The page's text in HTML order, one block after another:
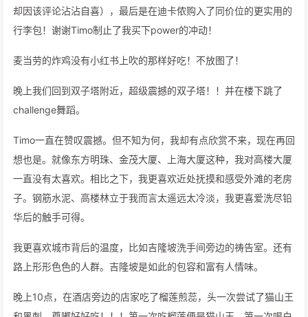
却因该评论沾沾自喜），最后是在迪卡侬购入了同价位的更实用的
行李包！谢谢Timo制止了我买下power的冲动！
麦当劳的炸鸡没有小红书上吹的那样好吃！不放图了！
晚上我们回到双子塔附近，超级震撼的双子塔！！并在楼下跳了
challenge舞蹈。
Timo一直在赞叹震撼。但不知为何，我却有点欣赏不来，现在再回
想也是。就像东方明珠、金茂大厦、上海大厦这种，我对高楼大厦
一直没有太喜欢。相比之下，我更喜欢近处抚摸和感受外滩的老房
子。钢筋水泥、高楼林立于我而言太遥远太冷淡，我更喜爱洗尽铅
华后的触手可得。
我更喜欢城市背后的温度，比如吉隆坡洗手间旁边的祷告室。还有
路上形形色色的人群。吉隆坡是如此的包容和富有人情味。
晚上10点，在酒店旁边的店家吃了榴莲煎蕊，头一次尝试了猫山王